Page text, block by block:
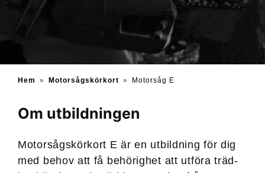
Hem » Motorsågskörkort » Motorsåg E
Om utbildningen
Motorsågskörkort E är en utbildning för dig
med behov att få behörighet att utföra träd­